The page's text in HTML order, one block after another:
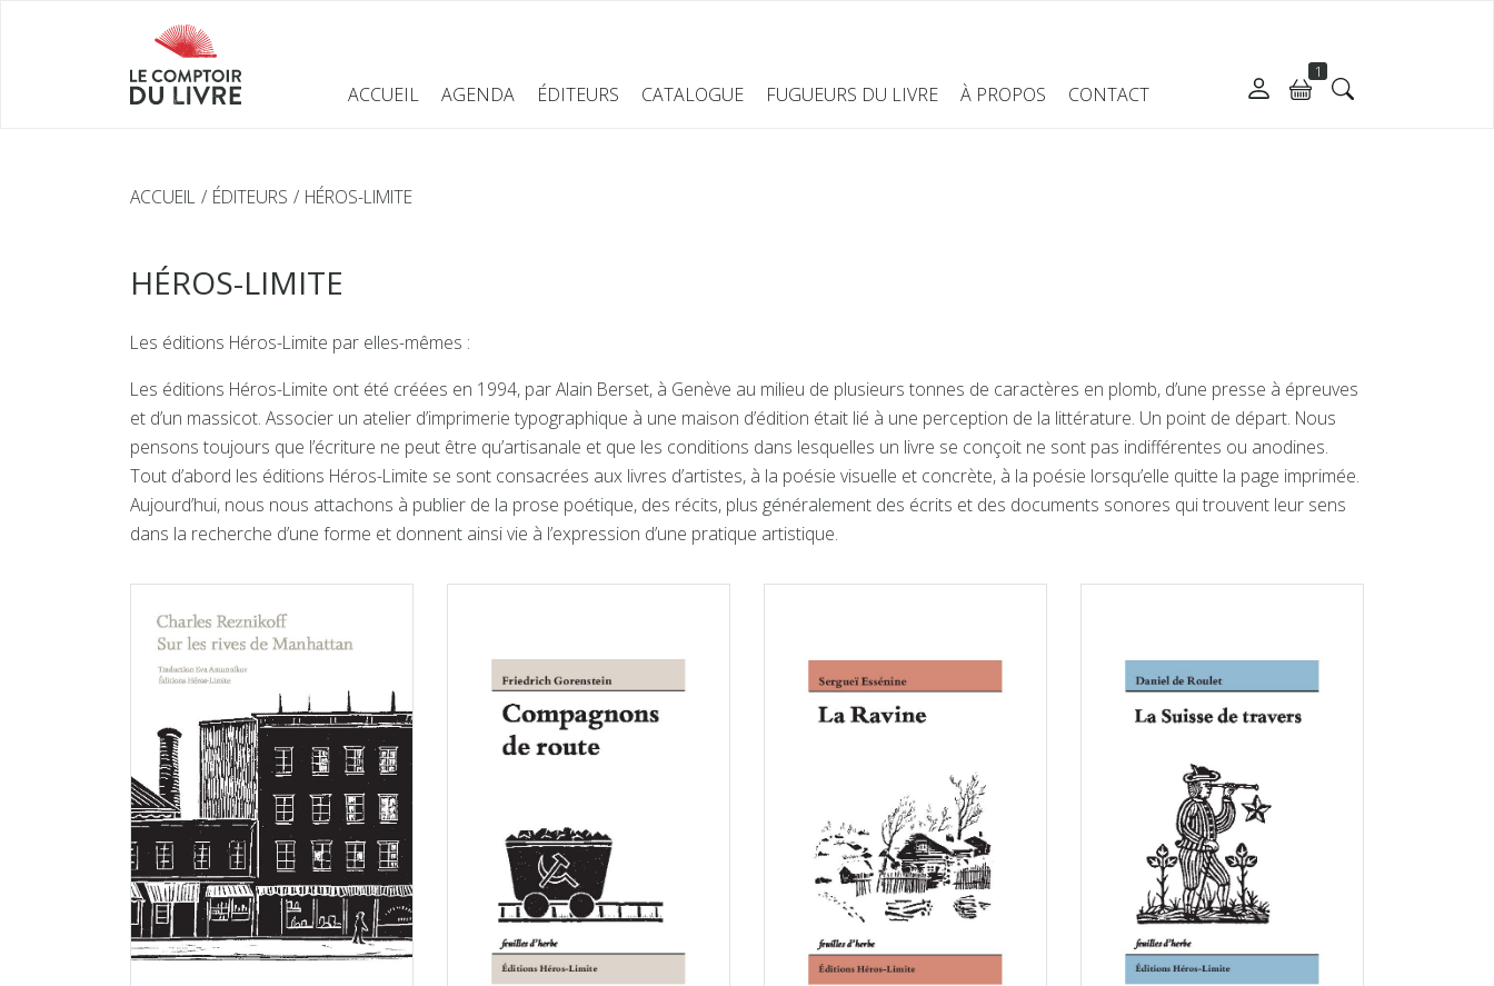
ACCUEIL AGENDA ÉDITEURS CATALOGUE FUGUEURS DU LIVRE À PROPOS CONTACT
1
ACCUEIL ÉDITEURS HÉROS-LIMITE
HÉROS-LIMITE
Les éditions Héros-Limite par elles-mêmes :
Les éditions Héros-Limite ont été créées en 1994, par Alain Berset, à Genève au milieu de plusieurs tonnes de caractères en plomb, d’une presse à épreuves
et d’un massicot. Associer un atelier d’imprimerie typographique à une maison d’édition était lié à une perception de la littérature. Un point de départ. Nous
pensons toujours que l’écriture ne peut être qu’artisanale et que les conditions dans lesquelles un livre se conçoit ne sont pas indifférentes ou anodines.
Tout d’abord les éditions Héros-Limite se sont consacrées aux livres d’artistes, à la poésie visuelle et concrète, à la poésie lorsqu’elle quitte la page imprimée.
Aujourd’hui, nous nous attachons à publier de la prose poétique, des récits, plus généralement des écrits et des documents sonores qui trouvent leur sens
dans la recherche d’une forme et donnent ainsi vie à l’expression d’une pratique artistique.